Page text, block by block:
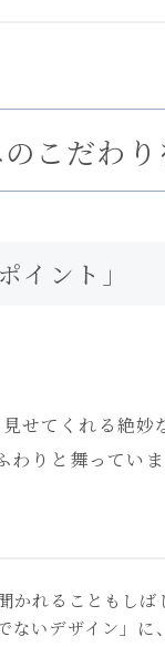
こだわり
イント」
せてくれる絶妙
りと舞ってい
れることもしば
ないデザイン」に